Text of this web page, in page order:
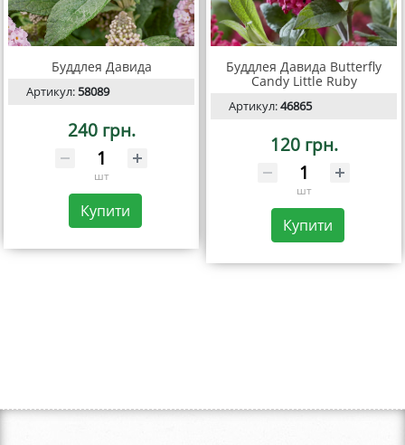
Буддлея Давида
Артикул:58089
240 грн.
шт
Купити
Буддлея Давида Butterfly
Candy Little Ruby
Артикул:46865
120 грн.
шт
Купити